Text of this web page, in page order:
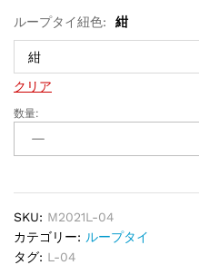
ループタイ紐色: 紺
クリア
数量:
SKU: M2021L-04
カテゴリー: ループタイ
タグ: L-04